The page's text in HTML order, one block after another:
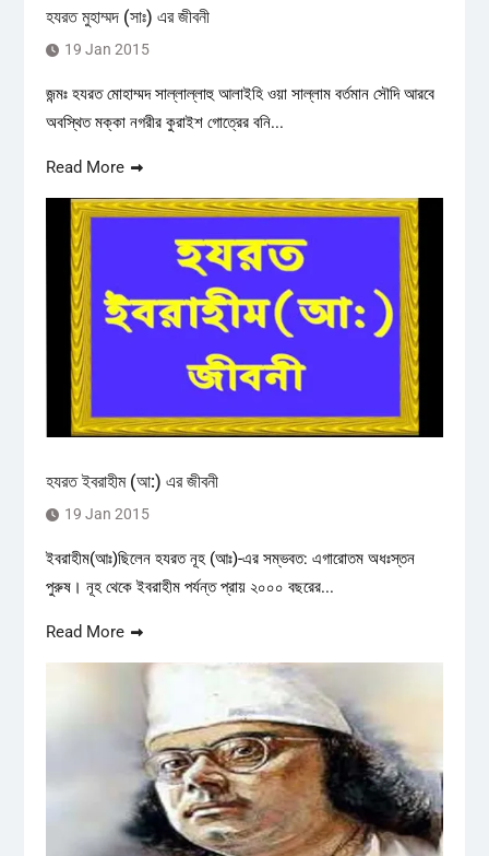
হযরত মুহাম্মদ (সাঃ) এর জীবনী
19 Jan 2015
জন্মঃ হযরত মোহাম্মদ সাল্লাল্লাহু আলাইহি ওয়া সাল্লাম বর্তমান সৌদি আরবে
অবস্থিত মক্কা নগরীর কুরাইশ গোত্রের বনি...
Read More
হযরত ইবরাহীম (আ:) এর জীবনী
19 Jan 2015
ইবরাহীম(আঃ)ছিলেন হযরত নূহ (আঃ)-এর সম্ভবত: এগারোতম অধঃস্তন
পুরুষ। নূহ থেকে ইবরাহীম পর্যন্ত প্রায় ২০০০ বছরের...
Read More